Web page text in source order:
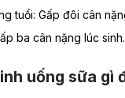
tuổi: Gấp đôi cân
ba cân nặng lúc sinh.
uống sữa gì